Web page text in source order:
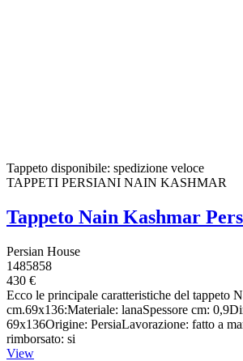
Tappeto disponibile: spedizione veloce
TAPPETI PERSIANI NAIN KASHMAR
Tappeto Nain Kashmar
Persian House
1485858
430 €
Ecco le principale caratteristiche del tappeto
cm.69x136:Materiale: lanaSpessore cm:
69x136Origine: PersiaLavorazione: fatto a
rimborsato: si
View